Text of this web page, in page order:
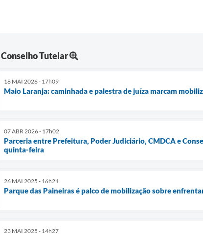
Conselho Tutelar
18 MAI 2026 - 17h09
Maio Laranja: caminhada e palestra de juíza marcam
07 ABR 2026 - 17h02
Parceria entre Prefeitura, Poder Judiciário, CMDCA e
quinta-feira
26 MAI 2025 - 16h21
Parque das Paineiras é palco de mobilização sobre
23 MAI 2025 - 14h27